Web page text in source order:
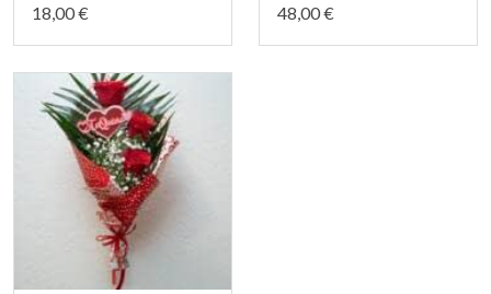
18,00 € 48,00 €